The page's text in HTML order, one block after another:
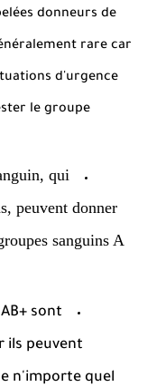
donneurs de
rare car
d'urgence
le groupe
qui
peuvent donner
sanguins A
sont
ils peuvent
n'importe quel